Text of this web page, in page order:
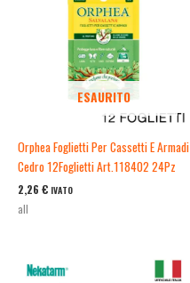
ESAURITO
Orphea Foglietti Per Cassetti E Armadi
Cedro 12Foglietti Art.118402 24Pz
2,26 € IVATO
all